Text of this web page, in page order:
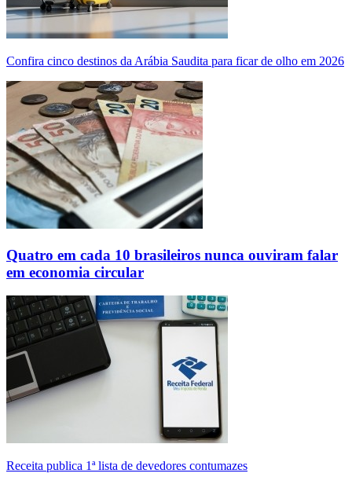
Confira cinco destinos da Arábia Saudita para ficar de olho em 2026
Quatro em cada 10 brasileiros nunca ouviram falar
em economia circular
Receita publica 1ª lista de devedores contumazes